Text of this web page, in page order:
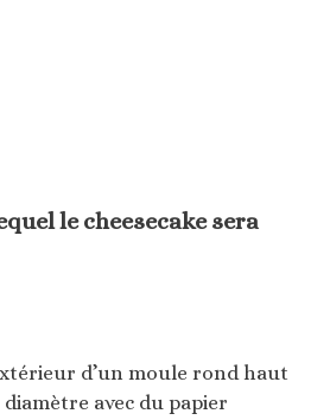
le cheesecake sera
d’un moule rond haut
diamètre avec du papier